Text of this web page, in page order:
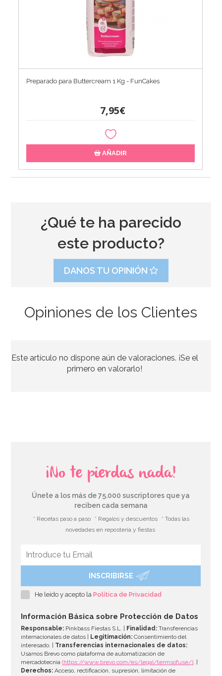
Preparado para Buttercream 1 Kg - FunCakes
7,95€
AÑADIR
2,75€
Preparado para Bizcocho 1 Kg - FunCakes
AÑADIR
¿Qué te ha parecido
este producto?
DANOS TU OPINIÓN
Opiniones de los Clientes
Este artículo no dispone aún de valoraciones. ¡Se el
primero en valorarlo!
¡No te pierdas nada!
Únete a los más de 75.000 suscriptores que ya
reciben cada semana
* Recetas paso a paso * Regalos y descuentos
* Todas las
novedades en repostería y fiestas
INSCRIBIRSE
He leído y acepto laPolítica de Privacidad
Información Básica sobre Protección de Datos
Responsable: Pinkbass Fiestas S.L. | Finalidad: Transferencias
internacionales de datos |
Legitimación: Consentimiento del
interesado. | Transferencias internacionales de datos:
Usamos Brevo como plataforma de automatización de
mercadotecnia(https://www.brevo.com/es/legal/termsofuse/). |
Derechos: Acceso, rectificación, supresión, limitación de